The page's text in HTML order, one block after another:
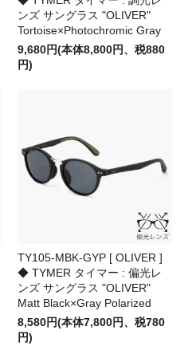
ンズ サングラス "OLIVER"
Tortoise×Photochromic Gray
9,680円(本体8,800円、税880
円)
TY105-MBK-GYP [ OLIVER ]
◆ TYMER タイマー : 偏光レ
ンズ サングラス "OLIVER"
Matt Black×Gray Polarized
8,580円(本体7,800円、税780
円)